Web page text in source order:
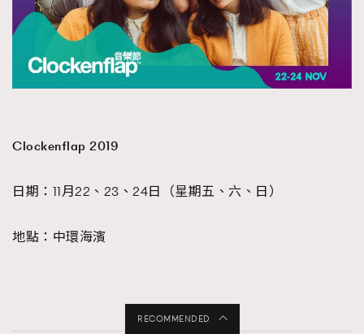
Clockenflap 2019
日期：11月22、23、24日（星期五、六、日）
地點：中環海濱
RECOMMENDED